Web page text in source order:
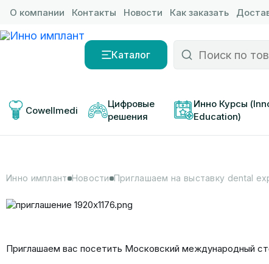
О компании Контакты Новости Как заказать
Каталог
Cowellmedi
Цифровые
решения
Инно Курсы
Education)
Инно имплант Новости Приглашаем на выставку dental
Приглашаем вас посетить Московский международный